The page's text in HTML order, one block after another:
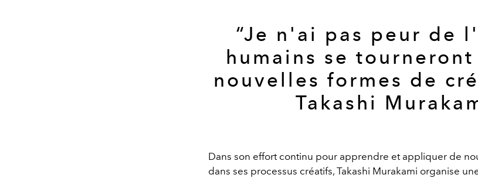
“Je n'ai pas peur de
humains se
nouvelles formes de
Takashi
Dans son effort continu pour apprendre et appliquer de
dans ses processus créatifs, Takashi Murakami organise